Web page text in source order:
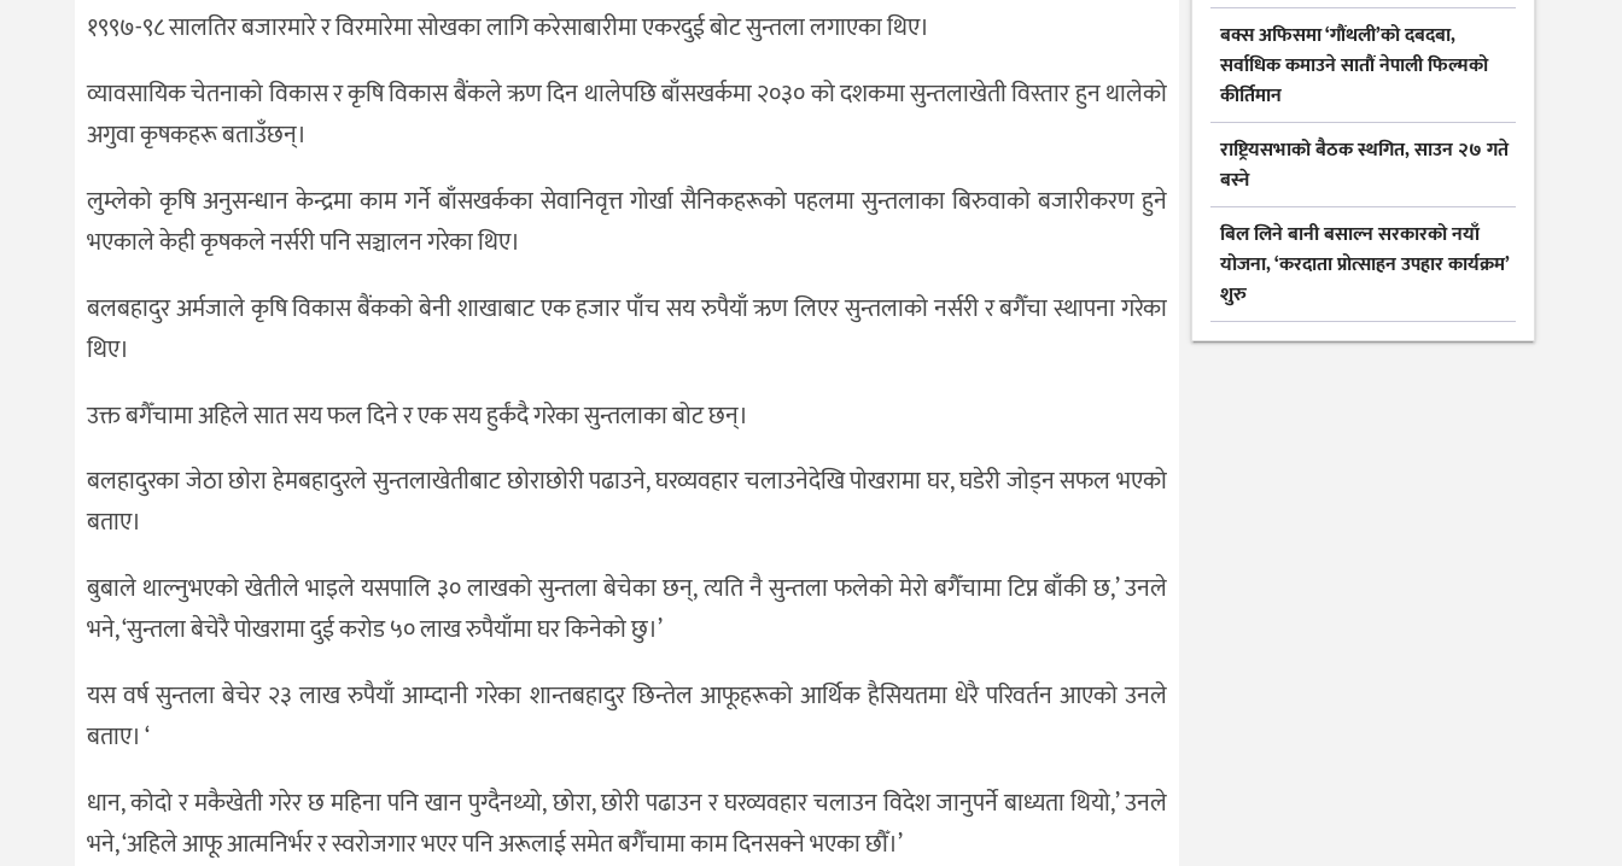
१९९७-९८ सालतिर बजारमारे र विरमारेमा सोखका लागि करेसाबारीमा एकरदुई बोट सुन्तला लगाएका थिए।
व्यावसायिक चेतनाको विकास र कृषि विकास बैंकले ऋण दिन थालेपछि बाँसखर्कमा २०३० को दशकमा सुन्तलाखेती विस्तार हुन थालेको
अगुवा कृषकहरू बताउँछन्।
लुम्लेको कृषि अनुसन्धान केन्द्रमा काम गर्ने बाँसखर्कका सेवानिवृत्त गोर्खा सैनिकहरूको पहलमा सुन्तलाका बिरुवाको बजारीकरण हुने
भएकाले केही कृषकले नर्सरी पनि सञ्चालन गरेका थिए।
बलबहादुर अर्मजाले कृषि विकास बैंकको बेनी शाखाबाट एक हजार पाँच सय रुपैयाँ ऋण लिएर सुन्तलाको नर्सरी र बगैँचा स्थापना गरेका
थिए।
उक्त बगैँचामा अहिले सात सय फल दिने र एक सय हुर्कंदै गरेका सुन्तलाका बोट छन्।
बलहादुरका जेठा छोरा हेमबहादुरले सुन्तलाखेतीबाट छोराछोरी पढाउने, घरव्यवहार चलाउनेदेखि पोखरामा घर, घडेरी जोड्न सफल भएको
बताए।
बुबाले थाल्नुभएको खेतीले भाइले यसपालि ३० लाखको सुन्तला बेचेका छन्, त्यति नै सुन्तला फलेको मेरो बगैँचामा टिप्न बाँकी छ,’ उनले
भने, ‘सुन्तला बेचेरै पोखरामा दुई करोड ५० लाख रुपैयाँमा घर किनेको छु।’
यस वर्ष सुन्तला बेचेर २३ लाख रुपैयाँ आम्दानी गरेका शान्तबहादुर छिन्तेल आफूहरूको आर्थिक हैसियतमा धेरै परिवर्तन आएको उनले
बताए। ‘
धान, कोदो र मकैखेती गरेर छ महिना पनि खान पुग्दैनथ्यो, छोरा, छोरी पढाउन र घरव्यवहार चलाउन विदेश जानुपर्ने बाध्यता थियो,’ उनले
भने, ‘अहिले आफू आत्मनिर्भर र स्वरोजगार भएर पनि अरूलाई समेत बगैँचामा काम दिनसक्ने भएका छौँ।’
बक्स अफिसमा ‘गौंथली’को दबदबा,
सर्वाधिक कमाउने सातौं नेपाली फिल्मको
कीर्तिमान
राष्ट्रियसभाको बैठक स्थगित, साउन २७ गते
बस्ने
बिल लिने बानी बसाल्न सरकारको नयाँ
योजना, ‘करदाता प्रोत्साहन उपहार कार्यक्रम’
शुरु